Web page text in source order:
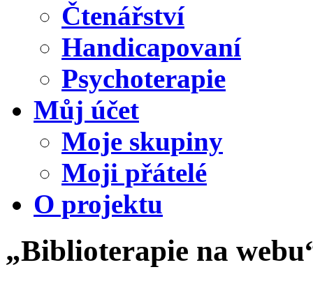
Čtenářství
Handicapovaní
Psychoterapie
Můj účet
Moje skupiny
Moji přátelé
O projektu
„Biblioterapie na